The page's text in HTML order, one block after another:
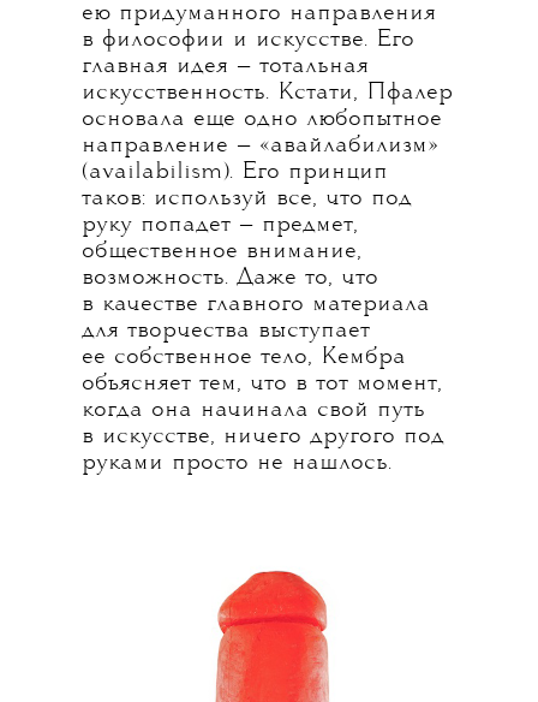
ею придуманного направления
в философии и искусстве. Его
главная идея — тотальная
искусственность. Кстати, Пфалер
основала еще одно любопытное
направление — «авайлабилизм»
(availabilism). Его принцип
таков: используй все, что под
руку попадет — предмет,
общественное внимание,
возможность. Даже то, что
в качестве главного материала
для творчества выступает
ее собственное тело, Кембра
объясняет тем, что в тот момент,
когда она начинала свой путь
в искусстве, ничего другого под
руками просто не нашлось.